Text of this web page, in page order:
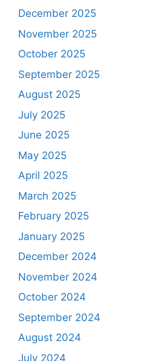
December 2025
November 2025
October 2025
September 2025
August 2025
July 2025
June 2025
May 2025
April 2025
March 2025
February 2025
January 2025
December 2024
November 2024
October 2024
September 2024
August 2024
July 2024